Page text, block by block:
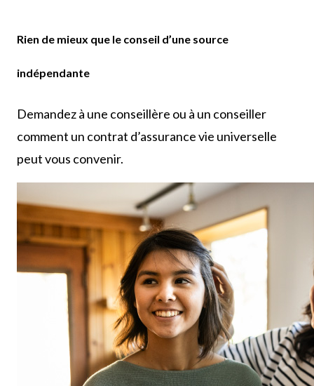
Rien de mieux que le conseil d’une source
indépendante
Demandez à une conseillère ou à un conseiller
comment un contrat d’assurance vie universelle
peut vous convenir.